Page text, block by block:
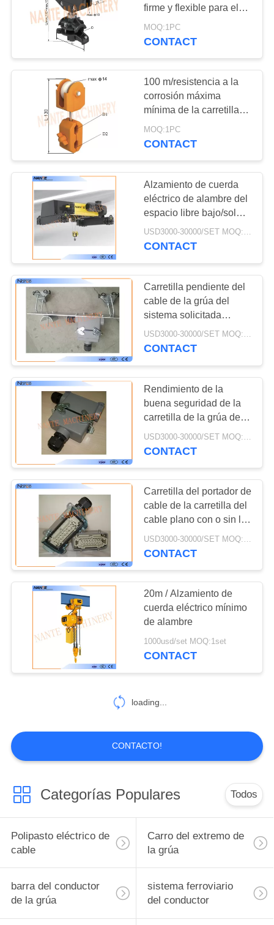
COTIZACIÓN
COMPANY
NEWS
MAPA
PRIVACY
POLICY
firme y flexible para el
centro del cable/la
carretilla redondos del
MOQ:1PC
CONTACT
100 m/resistencia a la
corrosión máxima
mínima de la carretilla
del cable del adorno de
la velocidad de viaje
MOQ:1PC
CONTACT
Alzamiento de cuerda
eléctrico de alambre del
espacio libre bajo/solo
alzamiento de la
viga/alzamiento de la
USD3000-30000/SET MOQ:1 set
CONTACT
Carretilla pendiente del
cable de la grúa del
sistema solicitada
equipos de elevación
del taller
USD3000-30000/SET MOQ:1 Piece / Pieces
CONTACT
Rendimiento de la
buena seguridad de la
carretilla de la grúa de
arriba de las glándulas
que tapa y de conexión
CONTACT
Carretilla del portador de
cable de la carretilla del
cable plano con o sin la
cubierta de la protección
USD3000-30000/SET MOQ:1 Piece / Pieces
CONTACT
20m / Alzamiento de
cuerda eléctrico mínimo
de alambre
1000usd/set MOQ:1set
CONTACT
loading...
CONTACTO!
Categorías Populares Todos
Polipasto eléctrico de
cable
Carro del extremo de
la grúa
barra del conductor
de la grúa
sistema ferroviario
del conductor